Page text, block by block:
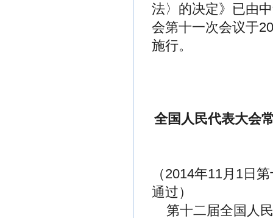
法〉的决定》已由
会第十一次会议于
施行。
全国人民代表大会
（2014年11月1日
通过）
第十二届全国人